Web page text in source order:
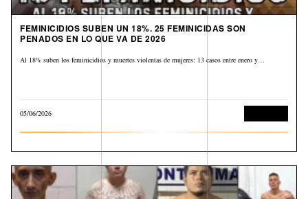
FEMINICIDIOS SUBEN UN 18%. 25 FEMINICIDAS SON
PENADOS EN LO QUE VA DE 2026
Al 18% suben los feminicidios y muertes violentas de mujeres: 13 casos entre enero y…
05/06/2026